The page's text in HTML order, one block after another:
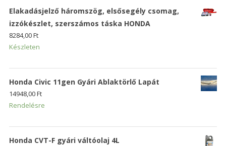
Elakadásjelző háromszög, elsősegély csomag,
izzókészlet, szerszámos táska HONDA
8284,00Ft
Készleten
Honda Civic 11gen Gyári Ablaktörlő Lapát
14948,00Ft
Rendelésre
Honda CVT-F gyári váltóolaj 4L